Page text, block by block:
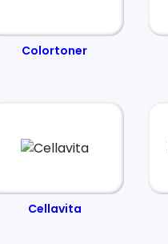
Colortoner
Cellavita